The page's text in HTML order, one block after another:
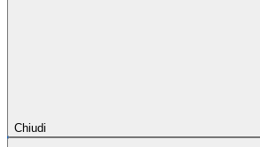
Chiudi